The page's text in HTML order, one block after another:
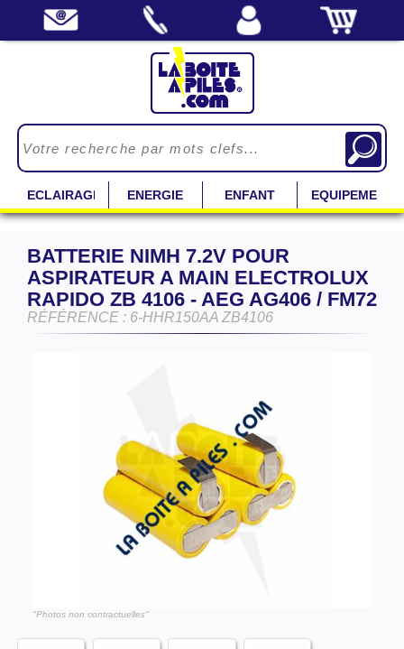
ECLAIRAGE ENERGIE ENFANT EQUIPEMENT
BATTERIE NIMH 7.2V POUR
ASPIRATEUR A MAIN ELECTROLUX
RAPIDO ZB 4106 - AEG AG406 / FM72
RÉFÉRENCE : 6-HHR150AA ZB4106
"Photos non contractuelles"